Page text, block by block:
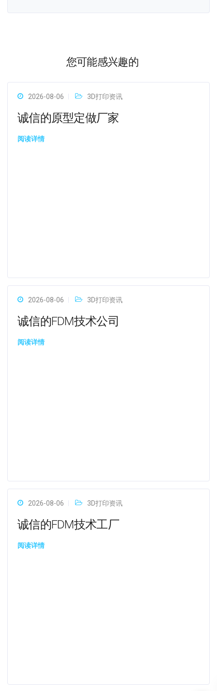
您可能感兴趣的
2026-08-06 3D打印资讯
诚信的原型定做厂家
阅读详情
2026-08-06 3D打印资讯
诚信的FDM技术公司
阅读详情
2026-08-06 3D打印资讯
诚信的FDM技术工厂
阅读详情